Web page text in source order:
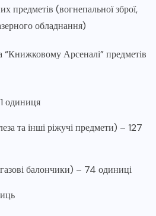
предметів (вогнепальної зброї,
обладнання)
Арсеналі” предметів
одиниця
та інші ріжучі предмети) – 127
балончики) – 74 одиниці